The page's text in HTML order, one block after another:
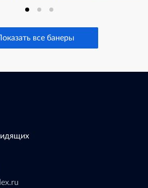
все банеры